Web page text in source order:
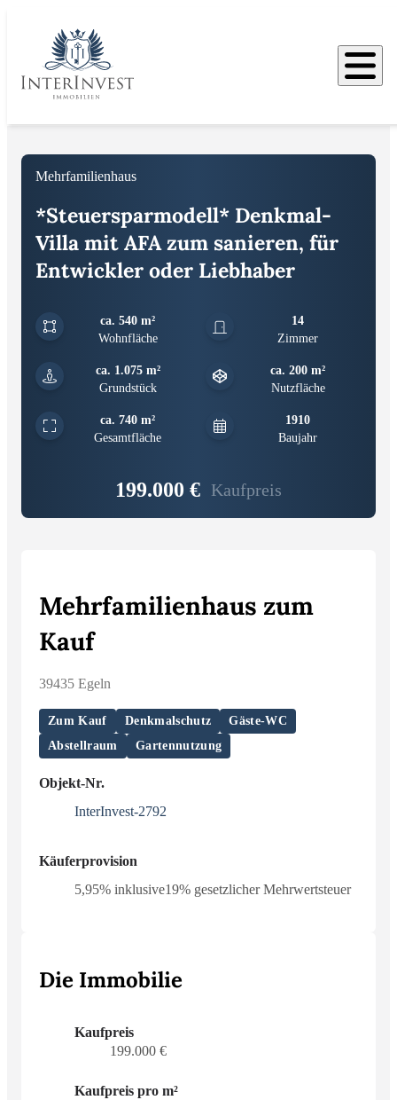
Bilder
Mehrfamilienhaus
*Steuersparmodell* Denkmal-
Villa mit AFA zum sanieren, für
Entwickler oder Liebhaber
ca. 540 m²
Wohnfläche
14
Zimmer
ca. 1.075 m²
Grundstück
ca. 200 m²
Nutzfläche
ca. 740 m²
Gesamtfläche
1910
Baujahr
199.000 € Kaufpreis
Mehrfamilienhaus zum
Kauf
39435 Egeln
Zum Kauf Denkmalschutz
Gäste-WC
Abstellraum
Gartennutzung
Objekt-Nr.
InterInvest-2792
Käuferprovision
5,95% inklusive19% gesetzlicher Mehrwertsteuer
Die Immobilie
Kaufpreis
199.000 €
Kaufpreis pro m²